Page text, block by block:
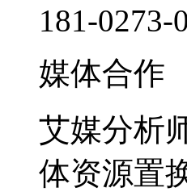
181-0273-
媒体合作
艾媒分析
体资源置